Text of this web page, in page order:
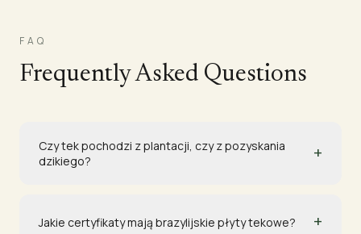
FAQ
Frequently Asked Questions
Czy tek pochodzi z plantacji, czy z pozyskania
dzikiego?
+
Jakie certyfikaty mają brazylijskie płyty tekowe? +